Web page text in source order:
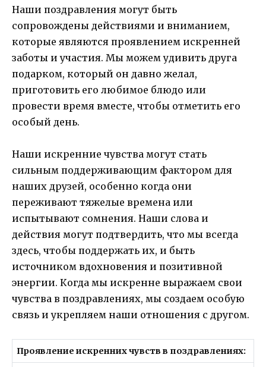
Наши поздравления могут быть
сопровождены действиями и вниманием,
которые являются проявлением искренней
заботы и участия. Мы можем удивить друга
подарком, который он давно желал,
приготовить его любимое блюдо или
провести время вместе, чтобы отметить его
особый день.
Наши искренние чувства могут стать
сильным поддерживающим фактором для
наших друзей, особенно когда они
переживают тяжелые времена или
испытывают сомнения. Наши слова и
действия могут подтвердить, что мы всегда
здесь, чтобы поддержать их, и быть
источником вдохновения и позитивной
энергии. Когда мы искренне выражаем свои
чувства в поздравлениях, мы создаем особую
связь и укрепляем наши отношения с другом.
Проявление искренних чувств в поздравлениях: